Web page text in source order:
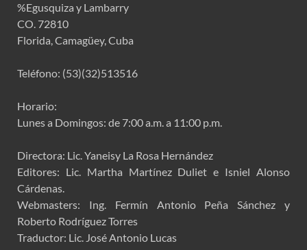
%Egusquiza y Lambarry
CO. 72810
Florida, Camagüey, Cuba
Teléfono: (53)(32)513516
Horario:
Lunes a Domingos: de 7:00 a.m. a 11:00 p.m.
Directora: Lic. Yaneisy La Rosa Hernández
Editores: Lic. Martha Martínez Duliet e Isniel Alonso
Cárdenas.
Webmasters: Ing. Fermín Antonio Peña Sánchez y
Roberto Rodríguez Torres
Traductor: Lic. José Antonio Lucas